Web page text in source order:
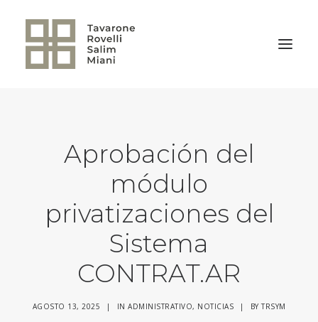
Aprobación del
módulo
privatizaciones del
Sistema
CONTRAT.AR
AGOSTO 13, 2025 | IN ADMINISTRATIVO, NOTICIAS | BYTRSYM